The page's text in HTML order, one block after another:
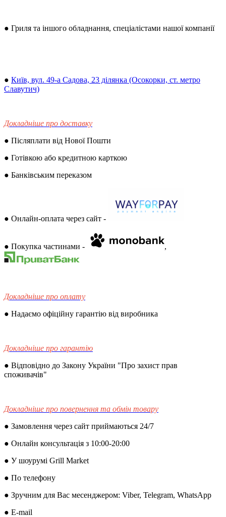
● Гриля та іншого обладнання, спеціалістами нашої компанії
● Київ, вул. 49-а Садова, 23 ділянка (Осокорки, ст. метро
Славутич)
Докладніше про доставку
● Післяплати від Нової Пошти
● Готівкою або кредитною карткою
● Банківським переказом
● Онлайн-оплата через сайт -
● Покупка частинами - ,
Докладніше про оплату
● Надаємо офіційну гарантію від виробника
Докладніше про гарантію
● Відповідно до Закону України "Про захист прав
споживачів"
Докладніше про повернення та обмін товару
● Замовлення через сайт приймаються 24/7
● Онлайн консультація з 10:00-20:00
● У шоурумі Grill Market
● По телефону
● Зручним для Вас месенджером: Viber, Telegram, WhatsApp
● E-mail